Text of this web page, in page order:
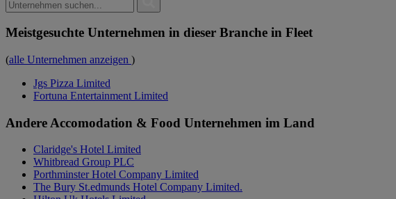
Meistgesuchte Unternehmen in dieser Branche in Fleet
(alle Unternehmen anzeigen )
Jgs Pizza Limited
Fortuna Entertainment Limited
Andere Accomodation & Food Unternehmen im Land
Claridge's Hotel Limited
Whitbread Group PLC
Porthminster Hotel Company Limited
The Bury St.edmunds Hotel Company Limited.